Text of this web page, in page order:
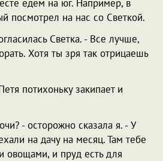
едем на юг. Например, в
посмотрел на нас со Светкой.
Светка. - Все лучше,
Хотя ты зря так отрицаешь
потихоньку закипает и
- осторожно сказала я. - У
на дачу на месяц. Там тебе
овощами, и пруд есть для